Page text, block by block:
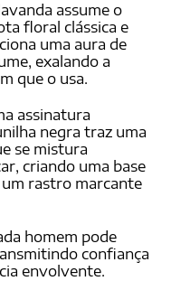
assume o
floral clássica e
uma aura de
exalando a
que o usa.
assinatura
negra traz uma
se mistura
criando uma base
rastro marcante
homem pode
confiança
envolvente.